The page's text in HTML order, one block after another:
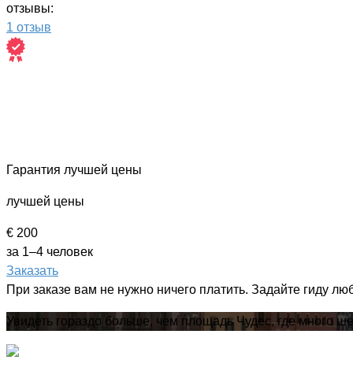
отзывы:
1 отзыв
Гарантия лучшей цены
лучшей цены
€ 200
за 1–4 человек
Заказать
При заказе вам не нужно ничего платить. Задайте гиду
Увидеть гораздо больше, чем площадь Чудес, где много